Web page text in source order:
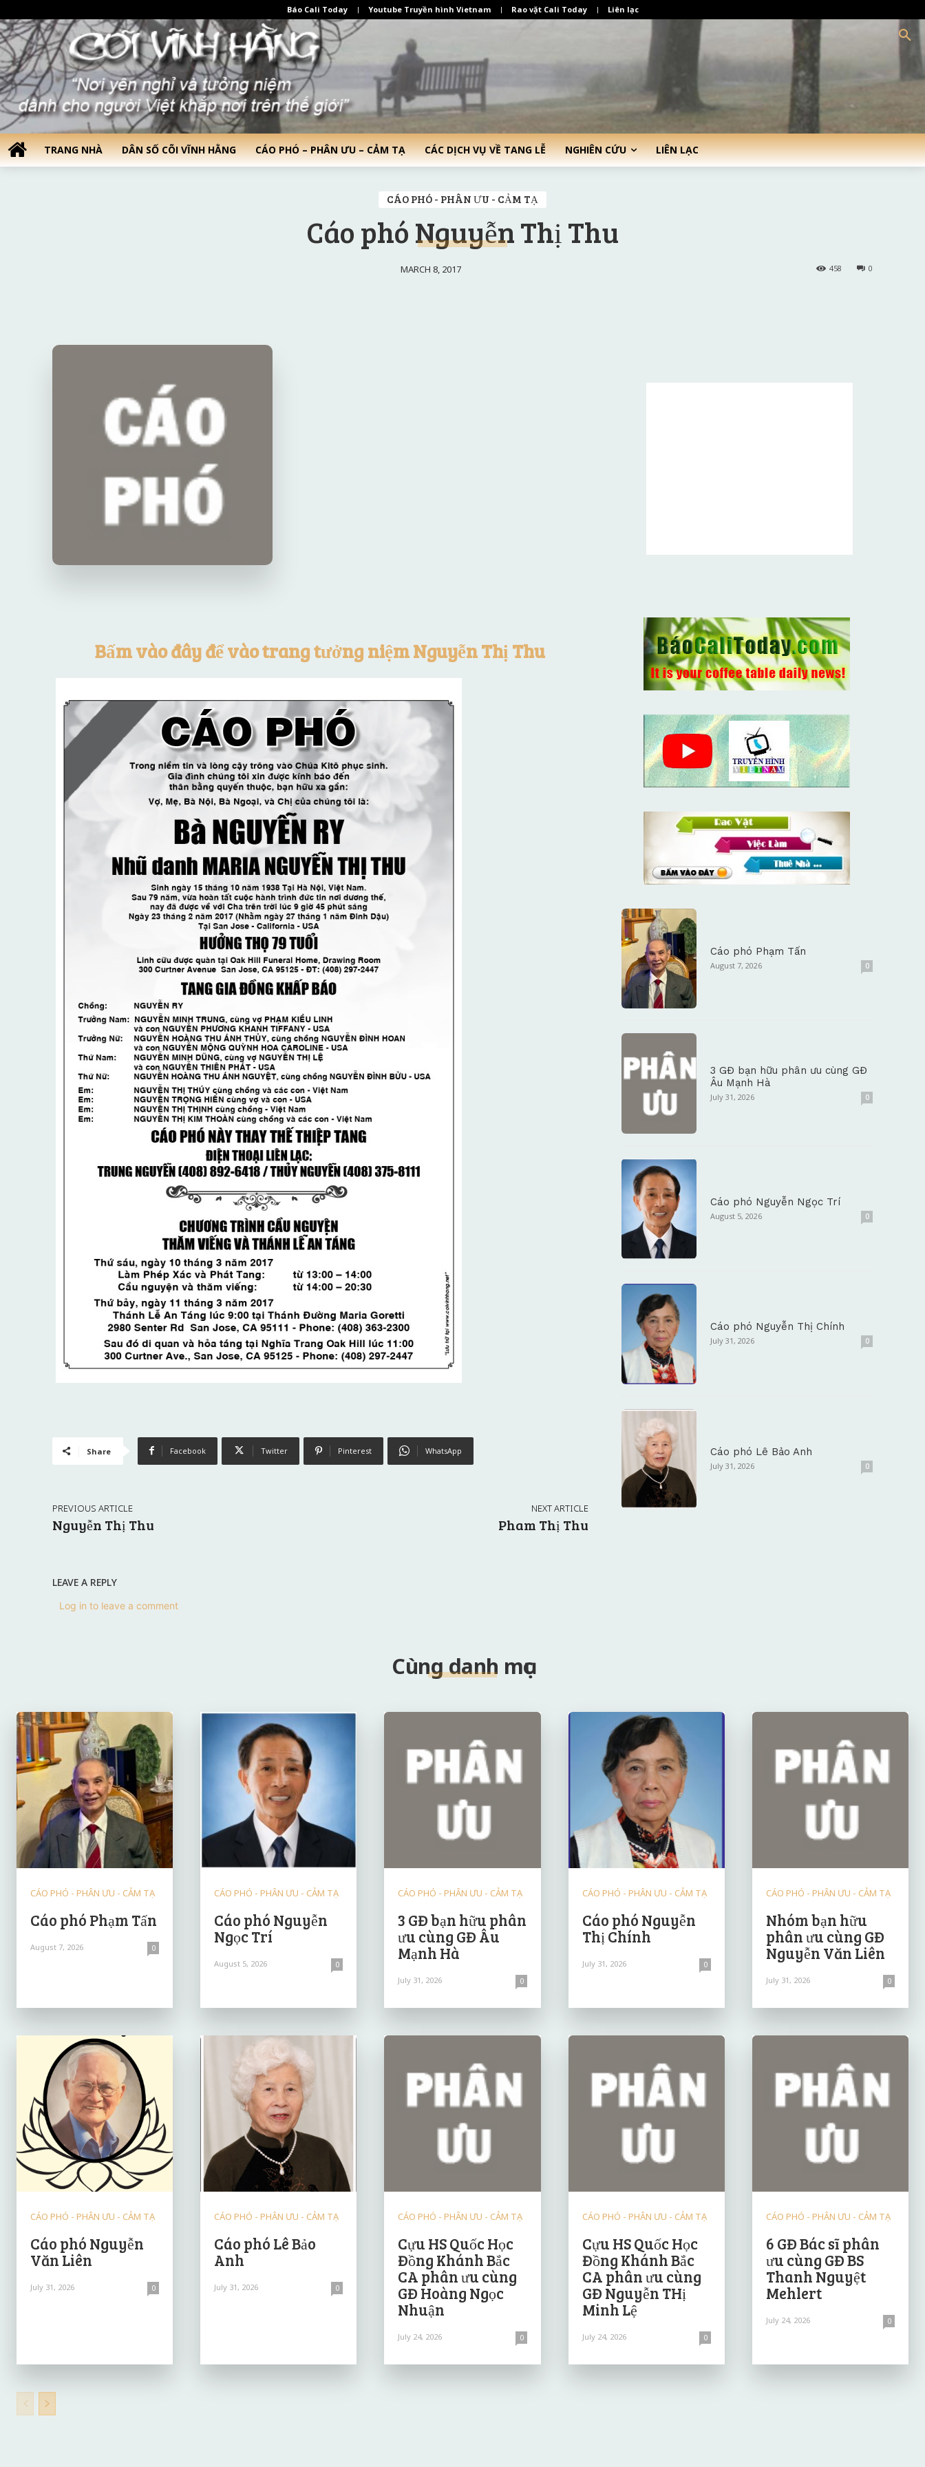
Báo Cali Today Youtube Truyền hình Vietnam Rao vặt Cali Today Liên lạc
TRANG NHÀ DÂN SỐ CÕI VĨNH HẰNG CÁO PHÓ – PHÂN ƯU – CẢM TẠ CÁC DỊCH VỤ VỀ TANG LỄ NGHIÊN CỨU LIÊN LẠC
CÁO PHÓ - PHÂN ƯU - CẢM TẠ
Cáo phó Nguyễn Thị Thu
MARCH 8, 2017 0
458
Bấm vào đây để vào trang tưởng niệm Nguyễn Thị Thu
Share Facebook Twitter Pinterest WhatsApp
PREVIOUS ARTICLE
Nguyễn Thị Thu
NEXT ARTICLE
Pham Thị Thu
LEAVE A REPLY
Log in to leave a comment
Cáo phó Phạm Tấn
August 7, 2026 0
3 GĐ bạn hữu phân ưu cùng GĐ
Âu Mạnh Hà
July 31, 2026 0
Cáo phó Nguyễn Ngọc Trí
August 5, 2026 0
Cáo phó Nguyễn Thị Chính
July 31, 2026 0
Cáo phó Lê Bảo Anh
July 31, 2026 0
Cùng danh mục
CÁO PHÓ - PHÂN ƯU - CẢM TẠ
Cáo phó Phạm Tấn
August 7, 2026 0
CÁO PHÓ - PHÂN ƯU - CẢM TẠ
Cáo phó Nguyễn
Ngọc Trí
August 5, 2026 0
CÁO PHÓ - PHÂN ƯU - CẢM TẠ
3 GĐ bạn hữu phân
ưu cùng GĐ Âu
Mạnh Hà
July 31, 2026 0
CÁO PHÓ - PHÂN ƯU - CẢM TẠ
Cáo phó Nguyễn
Thị Chính
July 31, 2026 0
CÁO PHÓ - PHÂN ƯU - CẢM TẠ
Nhóm bạn hữu
phân ưu cùng GĐ
Nguyễn Văn Liên
July 31, 2026 0
CÁO PHÓ - PHÂN ƯU - CẢM TẠ
Cáo phó Nguyễn
Văn Liên
July 31, 2026 0
CÁO PHÓ - PHÂN ƯU - CẢM TẠ
Cáo phó Lê Bảo
Anh
July 31, 2026 0
CÁO PHÓ - PHÂN ƯU - CẢM TẠ
Cựu HS Quốc Học
Đồng Khánh Bắc
CA phân ưu cùng
GĐ Hoàng Ngọc
Nhuận
July 24, 2026 0
CÁO PHÓ - PHÂN ƯU - CẢM TẠ
Cựu HS Quốc Học
Đồng Khánh Bắc
CA phân ưu cùng
GĐ Nguyễn THị
Minh Lệ
July 24, 2026 0
CÁO PHÓ - PHÂN ƯU - CẢM TẠ
6 GĐ Bác sĩ phân
ưu cùng GĐ BS
Thanh Nguyệt
Mehlert
July 24, 2026 0